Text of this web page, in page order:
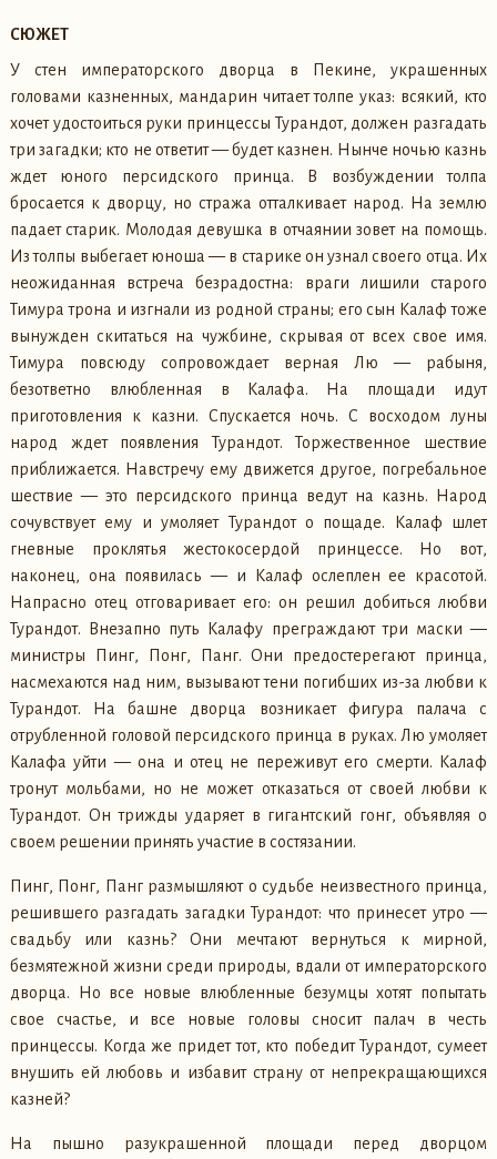
СЮЖЕТ
У стен императорского дворца в Пекине, украшенных
головами казненных, мандарин читает толпе указ: всякий, кто
хочет удостоиться руки принцессы Турандот, должен разгадать
три загадки; кто не ответит — будет казнен. Нынче ночью казнь
ждет юного персидского принца. В возбуждении толпа
бросается к дворцу, но стража отталкивает народ. На землю
падает старик. Молодая девушка в отчаянии зовет на помощь.
Из толпы выбегает юноша — в старике он узнал своего отца. Их
неожиданная встреча безрадостна: враги лишили старого
Тимура трона и изгнали из родной страны; его сын Калаф тоже
вынужден скитаться на чужбине, скрывая от всех свое имя.
Тимура повсюду сопровождает верная Лю — рабыня,
безответно влюбленная в Калафа. На площади идут
приготовления к казни. Спускается ночь. С восходом луны
народ ждет появления Турандот. Торжественное шествие
приближается. Навстречу ему движется другое, погребальное
шествие — это персидского принца ведут на казнь. Народ
сочувствует ему и умоляет Турандот о пощаде. Калаф шлет
гневные проклятья жестокосердой принцессе. Но вот,
наконец, она появилась — и Калаф ослеплен ее красотой.
Напрасно отец отговаривает его: он решил добиться любви
Турандот. Внезапно путь Калафу преграждают три маски —
министры Пинг, Понг, Панг. Они предостерегают принца,
насмехаются над ним, вызывают тени погибших из-за любви к
Турандот. На башне дворца возникает фигура палача с
отрубленной головой персидского принца в руках. Лю умоляет
Калафа уйти — она и отец не переживут его смерти. Калаф
тронут мольбами, но не может отказаться от своей любви к
Турандот. Он трижды ударяет в гигантский гонг, объявляя о
своем решении принять участие в состязании.
Пинг, Понг, Панг размышляют о судьбе неизвестного принца,
решившего разгадать загадки Турандот: что принесет утро —
свадьбу или казнь? Они мечтают вернуться к мирной,
безмятежной жизни среди природы, вдали от императорского
дворца. Но все новые влюбленные безумцы хотят попытать
свое счастье, и все новые головы сносит палач в честь
принцессы. Когда же придет тот, кто победит Турандот, сумеет
внушить ей любовь и избавит страну от непрекращающихся
казней?
На пышно разукрашенной площади перед дворцом